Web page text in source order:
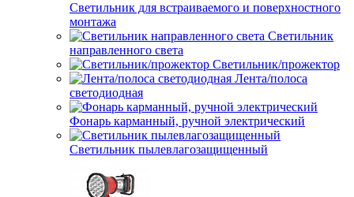
Светильник для встраиваемого и поверхностного
монтажа
Светильник
направленного света
Светильник/прожектор
Лента/полоса
светодиодная
Фонарь карманный, ручной электрический
Светильник пылевлагозащищенный